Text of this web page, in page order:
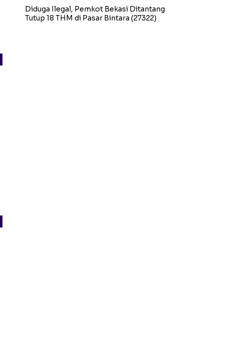
Diduga Ilegal, Pemkot Bekasi Ditantang
Tutup 18 THM di Pasar Bintara (27322)